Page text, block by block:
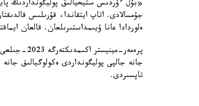
«بۇل ءۇردىس ستيحيالىق پوليگونداردىڭ
جۇمسالادى. اتاپ ايتقاندا، قۇرىلىس
ەلوردادا عانا ۇيىمداستىرىلعان. قالعان
جانە جالپى پوليگونداردى ەكولوگيالىق
تاپسىردى.